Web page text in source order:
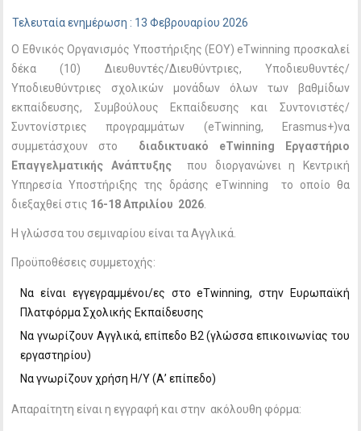
Τελευταία ενημέρωση : 13 Φεβρουαρίου 2026
Ο Εθνικός Οργανισμός Υποστήριξης (ΕΟΥ) eTwinning προσκαλεί
δέκα (10) Διευθυντές/Διευθύντριες, Υποδιευθυντές/
Υποδιευθύντριες σχολικών μονάδων όλων των βαθμίδων
εκπαίδευσης, Συμβούλους Εκπαίδευσης και Συντονιστές/
Συντονίστριες προγραμμάτων (eTwinning, Erasmus+)να
συμμετάσχουν στο
διαδικτυακό eTwinning Εργαστήριο
Επαγγελματικής Ανάπτυξης που διοργανώνει η Κεντρική
Υπηρεσία Υποστήριξης της δράσης eTwinning το οποίο θα
διεξαχθεί στις 16-18 Απριλίου 2026
Η γλώσσα του σεμιναρίου είναι τα Αγγλικά.
Προϋποθέσεις συμμετοχής:
Να είναι εγγεγραμμένοι/ες στο eTwinning, στην Ευρωπαϊκή
Πλατφόρμα Σχολικής Εκπαίδευσης
Να γνωρίζουν Αγγλικά, επίπεδο Β2 (γλώσσα επικοινωνίας του
εργαστηρίου)
Να γνωρίζουν χρήση Η/Υ (Α’ επίπεδο)
Απαραίτητη είναι η εγγραφή και στην ακόλουθη φόρμα: